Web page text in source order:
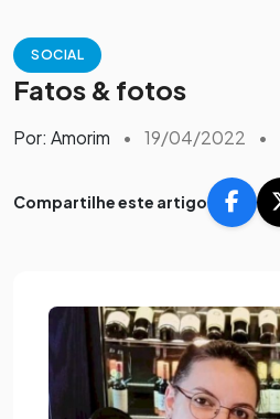
SOCIAL
Fatos & fotos
Por: Amorim • 19/04/2022 •
Compartilhe este artigo